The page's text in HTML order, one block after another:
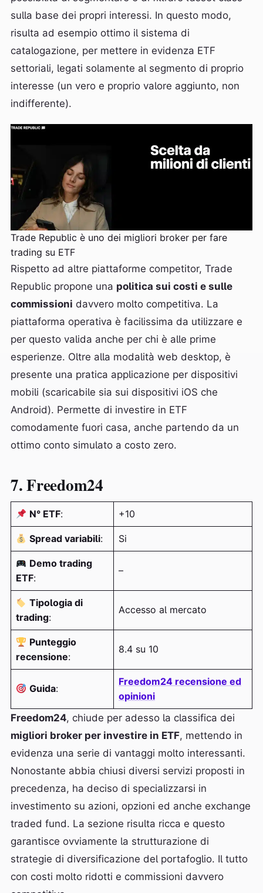
sulla base dei propri interessi. In questo modo,
risulta ad esempio ottimo il sistema di
catalogazione, per mettere in evidenza ETF
settoriali, legati solamente al segmento di proprio
interesse (un vero e proprio valore aggiunto, non
indifferente).
Trade Republic è uno dei migliori broker per fare
trading su ETF
Rispetto ad altre piattaforme competitor, Trade
Republic propone una politica sui costi e sulle
commissioni davvero molto competitiva. La
piattaforma operativa è facilissima da utilizzare e
per questo valida anche per chi è alle prime
esperienze. Oltre alla modalità web desktop, è
presente una pratica applicazione per dispositivi
mobili (scaricabile sia sui dispositivi iOS che
Android). Permette di investire in ETF
comodamente fuori casa, anche partendo da un
ottimo conto simulato a costo zero.
7. Freedom24
N° ETF: +10
Spread variabili: Si
Demo trading
ETF:
–
Tipologia di
trading:
Accesso al mercato
Punteggio
recensione:
8.4 su 10
Guida:
Freedom24 recensione ed
opinioni
Freedom24, chiude per adesso la classifica dei
migliori broker per investire in ETF, mettendo in
evidenza una serie di vantaggi molto interessanti.
Nonostante abbia chiusi diversi servizi proposti in
precedenza, ha deciso di specializzarsi in
investimento su azioni, opzioni ed anche exchange
traded fund. La sezione risulta ricca e questo
garantisce ovviamente la strutturazione di
strategie di diversificazione del portafoglio. Il tutto
con costi molto ridotti e commissioni davvero